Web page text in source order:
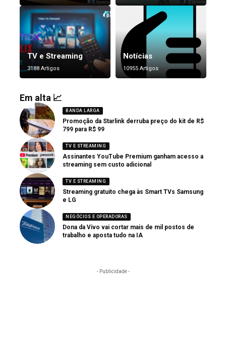
TV e Streaming
3188 Artigos
Notícias
10955 Artigos
Em alta 📈
BANDA LARGA
Promoção da Starlink derruba preço do kit de R$
799 para R$ 99
TV E STREAMING
Assinantes YouTube Premium ganham acesso a
streaming sem custo adicional
TV E STREAMING
Streaming gratuito chega às Smart TVs Samsung
e LG
NEGÓCIOS E OPERADORAS
Dona da Vivo vai cortar mais de mil postos de
trabalho e aposta tudo na IA
- Publicidade -